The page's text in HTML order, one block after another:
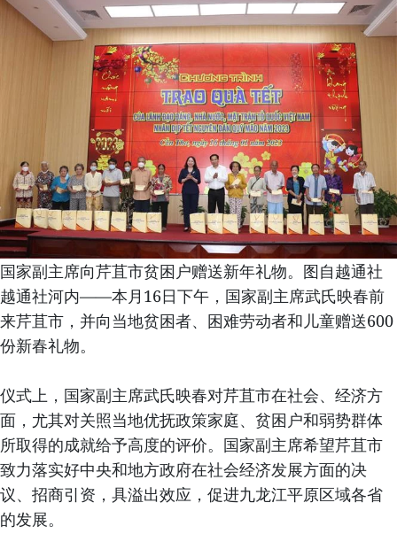
国家副主席向芹苴市贫困户赠送新年礼物。图自越通社
越通社河内——本月16日下午，国家副主席武氏映春前
来芹苴市，并向当地贫困者、困难劳动者和儿童赠送600
份新春礼物。
仪式上，国家副主席武氏映春对芹苴市在社会、经济方
面，尤其对关照当地优抚政策家庭、贫困户和弱势群体
所取得的成就给予高度的评价。国家副主席希望芹苴市
致力落实好中央和地方政府在社会经济发展方面的决
议、招商引资，具溢出效应，促进九龙江平原区域各省
的发展。